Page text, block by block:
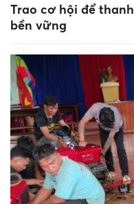
Trao cơ hội để
bền vững